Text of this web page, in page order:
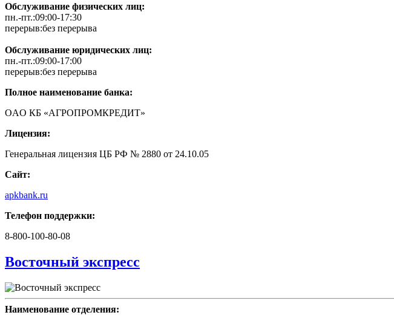
Обслуживание физических лиц:
пн.-пт.:09:00-17:30
перерыв:без перерыва
Обслуживание юридических лиц:
пн.-пт.:09:00-17:00
перерыв:без перерыва
Полное наименование банка:
ОAО КБ «АГРОПРОМКРЕДИТ»
Лицензия:
Генеральная лицензия ЦБ РФ № 2880 от 24.10.05
Сайт:
apkbank.ru
Телефон поддержки:
8-800-100-80-08
Восточный экспресс
Наименование отделения: